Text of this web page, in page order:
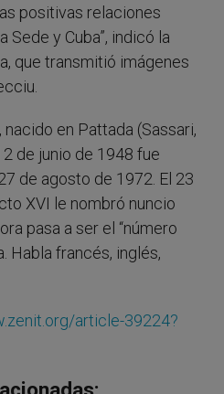
positivas relaciones
y Cuba”, indicó la
que transmitió imágenes
en Pattada (Sassari,
de junio de 1948 fue
de agosto de 1972. El 23
XVI le nombró nuncio
pasa a ser el “número
Habla francés, inglés,
article-39224?